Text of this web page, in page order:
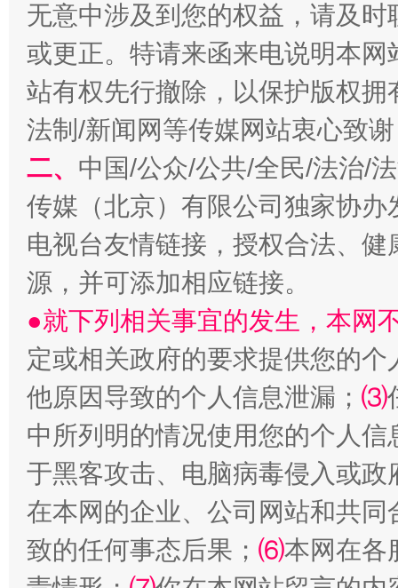
受贿1.44亿！段成刚被判无期 从幼
全民健身五年计划来了！等你上场
无意中涉及到您的权益，请及
或更正。特请来函来电说明本
站有权先行撤除，以保护版权
法制/新闻网等传媒网站衷心致
二、 中国/公众/公共/全民/法治/
传媒（北京）有限公司独家协
电视台友情链接，授权合法、
源，并可添加相应链接。
●就下列相关事宜的发生，本网
定或相关政府的要求提供您的个
他原因导致的个人信息泄漏； ⑶
中所列明的情况使用您的个人
于黑客攻击、电脑病毒侵入或
在本网的企业、公司网站和共
致的任何事态后果； ⑹本网在各